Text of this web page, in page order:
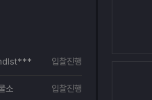
입찰진행
소 입찰진행